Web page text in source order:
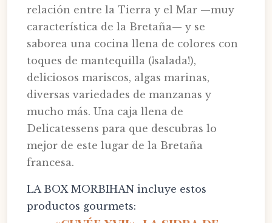
relación entre la Tierra y el Mar —muy
característica de la Bretaña— y se
saborea una cocina llena de colores con
toques de mantequilla (¡salada!),
deliciosos mariscos, algas marinas,
diversas variedades de manzanas y
mucho más. Una caja llena de
Delicatessens para que descubras lo
mejor de este lugar de la Bretaña
francesa.
LA BOX MORBIHAN incluye estos
productos gourmets: